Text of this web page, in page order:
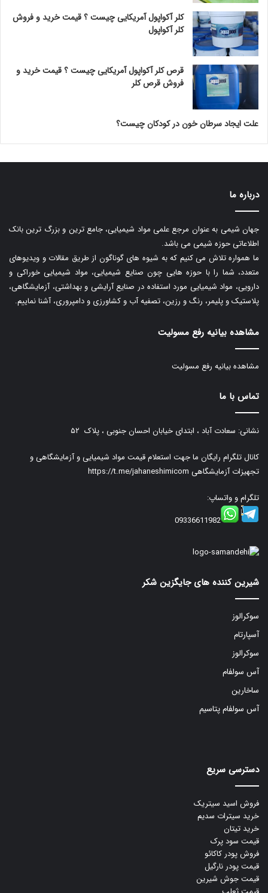
کلر آکواپول آمریکایی چیست ؟ قیمت خرید و فروش
کلر آکواپول
قرص کلر آکواپول آمریکایی چیست ؟ قیمت خرید و
فروش قرص کلر
علت ایجاد سرطان خون در کودکان چیست؟
درباره ما
جهان شیمی به عنوان مرجع علمی مواد شیمیایی، جامع ترین و بزرگ ترین بانک
اطلاعاتی حوزه شیمی می باشد.
ما همواره تلاش می کنیم که به شیوه های گوناگون از طریق مقالات و ویدیوهای
متعدد، شما را با حوزه هایی چون صنایع شیمیایی، مواد شیمیایی خوراکی و
دارویی، مواد شیمیایی مورد استفاده در صنایع آرایشی و بهداشتی، آزمایشگاهی،
پلاستیک و پلیمر، رنگ و رزین، تصفیه آب و کشاورزی و دامپروری، آشنا نماییم.
مشاهده بیانیه رفع مسولیت
مشاهده بیانیه رفع مسولیت
تماس با ما
نشانی: سعادت آباد ، ابتدای خیابان احسان جنوبی ، پلاک ۵۲
کانال تلگرام رایگان ما جهت استعلام قیمت مواد شیمیایی و آزمایشگاهی و
تجهیزات آزمایشگاهی https://t.me/jahaneshimicom
تلگرام و واتساپ:
09336611982
شیرین کننده های جایگزین شکر
سوکرالوز
آسپارتام
سوکرالوز
آس سولفام
ساخارین
آس سولفام پتاسیم
دسترسی سریع
فروش اسید سیتریک
خرید سیترات سدیم
خرید تیتان
قیمت سود پرک
فروش پودر کاکائو
قیمت پودر نارگیل
قیمت جوش شیرین